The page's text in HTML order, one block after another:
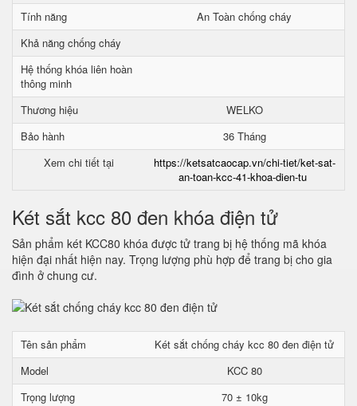
Tính năng
An Toàn chống cháy
Khả năng chống cháy
Hệ thống khóa liên hoàn
thông minh
Thương hiệu
WELKO
Bảo hành
36 Tháng
Xem chi tiết tại
https://ketsatcaocap.vn/chi-tiet/ket-sat-
an-toan-kcc-41-khoa-dien-tu
Két sắt kcc 80 đen khóa điện tử
Sản phẩm két KCC80 khóa được tử trang bị hệ thống mã khóa
hiện đại nhất hiện nay. Trọng lượng phù hợp để trang bị cho gia
đình ở chung cư.
Tên sản phẩm
Két sắt chống cháy kcc 80 đen điện tử
Model
KCC 80
Trọng lượng
70 ± 10kg